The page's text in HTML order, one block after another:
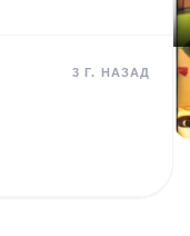
3 Г. НАЗАД